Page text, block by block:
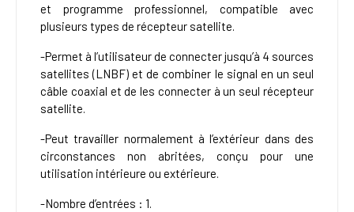
et programme professionnel, compatible avec
plusieurs types de récepteur satellite.
-Permet à l’utilisateur de connecter jusqu’à 4 sources
satellites (LNBF) et de combiner le signal en un seul
câble coaxial et de les connecter à un seul récepteur
satellite.
-Peut travailler normalement à l’extérieur dans des
circonstances non abritées, conçu pour une
utilisation intérieure ou extérieure.
-Nombre d’entrées : 1.